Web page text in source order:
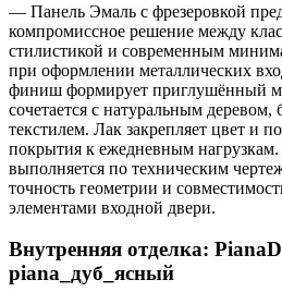
— Панель Эмаль с фрезеровкой
компромиссное решение между
стилистикой и современным
при оформлении металлических
финиш формирует приглушённый
сочетается с натуральным
текстилем. Лак закрепляет цвет и
покрытия к ежедневным нагрузкам.
выполняется по техническим
точность геометрии и
элементами входной двери.
Внутренняя отделка:
piana_дуб_ясный